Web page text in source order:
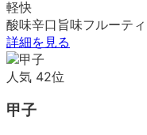
軽快
酸味辛口 旨味フルーティ
詳細を見る
人気 42位
甲子